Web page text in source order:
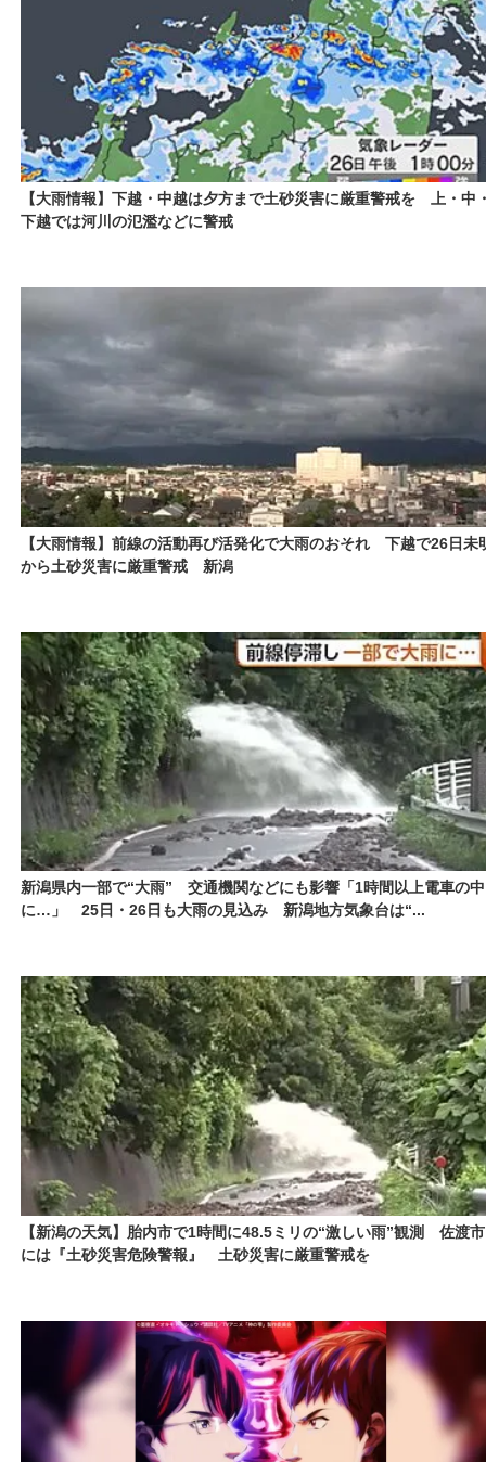
【大雨情報】下越・中越は夕方まで土砂災害に厳重警戒を 上・中
下越では河川の氾濫などに警戒
【大雨情報】前線の活動再び活発化で大雨のおそれ 下越で26日未
から土砂災害に厳重警戒 新潟
新潟県内一部で“大雨” 交通機関などにも影響「1時間以上電車の中
に…」 25日・26日も大雨の見込み 新潟地方気象台は“...
【新潟の天気】胎内市で1時間に48.5ミリの“激しい雨”観測 佐渡市
には『土砂災害危険警報』 土砂災害に厳重警戒を